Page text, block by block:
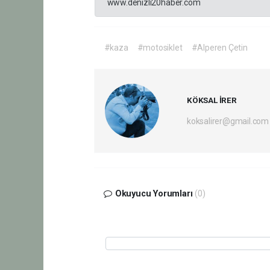
www.denizli20haber.com
#kaza #motosiklet #Alperen Çetin
KÖKSAL İRER
koksalirer@gmail.com
Okuyucu Yorumları (0)